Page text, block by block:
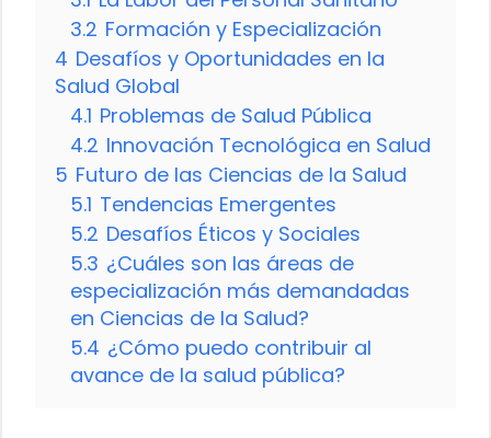
3.2 Formación y Especialización
4 Desafíos y Oportunidades en la
Salud Global
4.1 Problemas de Salud Pública
4.2 Innovación Tecnológica en Salud
5 Futuro de las Ciencias de la Salud
5.1 Tendencias Emergentes
5.2 Desafíos Éticos y Sociales
5.3 ¿Cuáles son las áreas de
especialización más demandadas
en Ciencias de la Salud?
5.4 ¿Cómo puedo contribuir al
avance de la salud pública?